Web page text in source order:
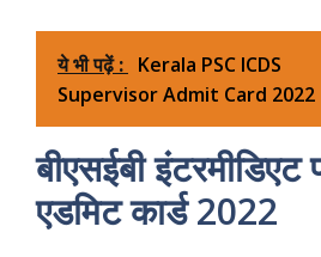
ये भी पढ़ें : Kerala PSC ICDS
Supervisor Admit Card 2022
बीएसईबी
एडमिट कार्ड 2022